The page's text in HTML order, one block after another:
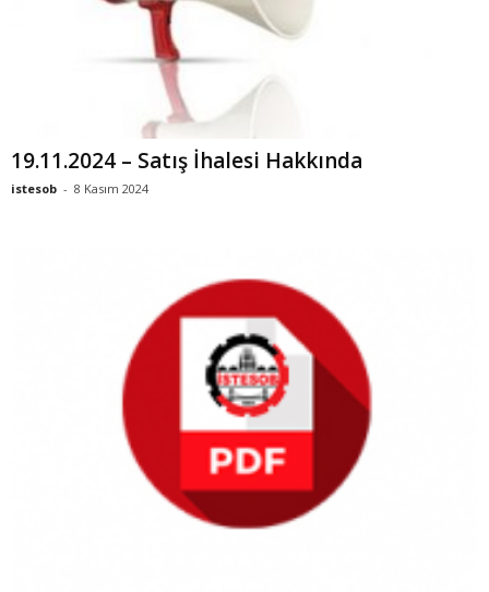
19.11.2024 – Satış İhalesi Hakkında
istesob - 8 Kasım 2024